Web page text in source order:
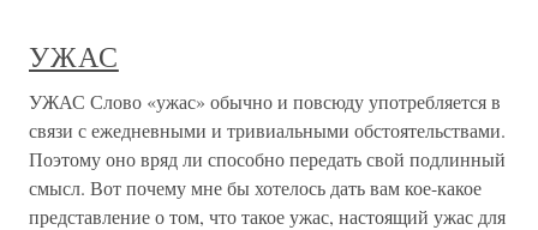
УЖАС
УЖАС Слово «ужас» обычно и повсюду употребляется в
связи с ежедневными и тривиальными обстоятельствами.
Поэтому оно вряд ли способно передать свой подлинный
смысл. Вот почему мне бы хотелось дать вам кое-какое
представление о том, что такое ужас, настоящий ужас для